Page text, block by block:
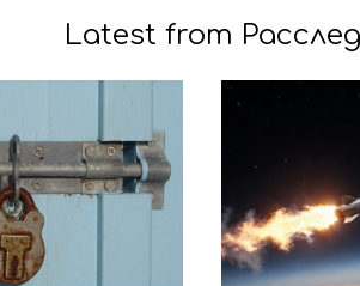
Latest from